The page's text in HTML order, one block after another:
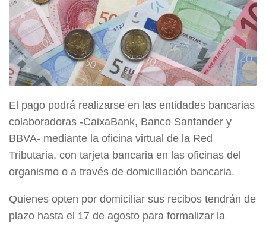
El pago podrá realizarse en las entidades bancarias
colaboradoras -CaixaBank, Banco Santander y
BBVA- mediante la oficina virtual de la Red
Tributaria, con tarjeta bancaria en las oficinas del
organismo o a través de domiciliación bancaria.
Quienes opten por domiciliar sus recibos tendrán de
plazo hasta el 17 de agosto para formalizar la